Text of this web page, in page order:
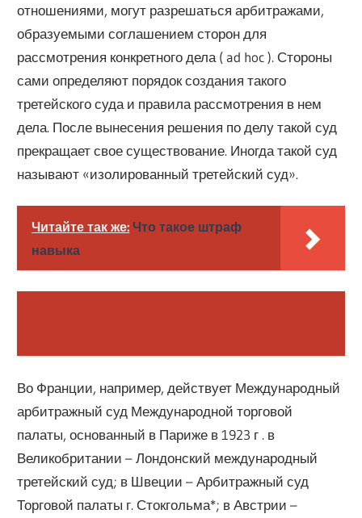
отношениями, могут разрешаться арбитражами,
образуемыми соглашением сторон для
рассмотрения конкретного дела ( ad hoc ). Стороны
сами определяют порядок создания такого
третейского суда и правила рассмотрения в нем
дела. После вынесения решения по делу такой суд
прекращает свое существование. Иногда такой суд
называют «изолированный третейский суд».
Читайте так же: Что такое штраф
навыка
Во Франции, например, действует Международный
арбитражный суд Международной торговой
палаты, основанный в Париже в 1923 г . в
Великобритании – Лондонский международный
третейский суд; в Швеции – Арбитражный суд
Торговой палаты г. Стокгольма*; в Австрии –